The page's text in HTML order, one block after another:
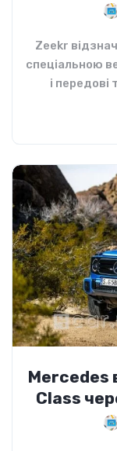
Zeekr
спеціальною
і передові
Mercedes
Class